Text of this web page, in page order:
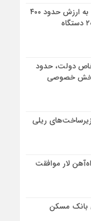
امضای قرارداد سرمایه‌گذاری به ارزش حدود ۴۰۰
میلیون یورو برای تأمین ۲۰۰ دستگاه
خاص دولت، حدود
بخش خصوصی
ریلی
لار موافقت
بانک مسکن